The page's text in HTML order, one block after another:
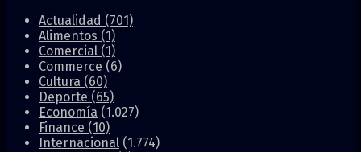
Actualidad (701)
Alimentos (1)
Comercial (1)
Commerce (6)
Cultura (60)
Deporte (65)
Economía (1.027)
Finance (10)
Internacional (1.774)